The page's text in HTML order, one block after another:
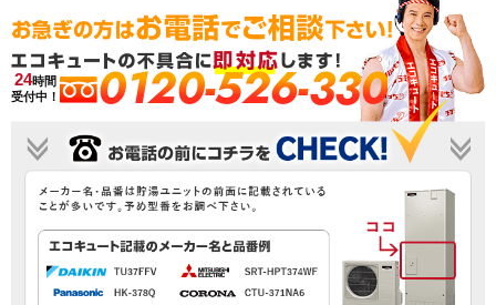
24時間
受付中！
0120-526-330